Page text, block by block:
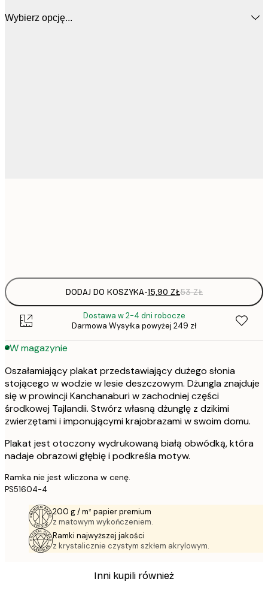
Wybierz opcję...
DODAJ DO KOSZYKA-15,90 ZŁ53 ZŁ
Dostawa w 2-4 dni robocze
Darmowa Wysyłka powyżej 249 zł
W magazynie
Oszałamiający plakat przedstawiający dużego słonia
stojącego w wodzie w lesie deszczowym. Dżungla znajduje
się w prowincji Kanchanaburi w zachodniej części
środkowej Tajlandii. Stwórz własną dżunglę z dzikimi
zwierzętami i imponującymi krajobrazami w swoim domu.
Plakat jest otoczony wydrukowaną białą obwódką, która
nadaje obrazowi głębię i podkreśla motyw.
Ramka nie jest wliczona w cenę.
PS51604-4
200 g / m² papier premium
z matowym wykończeniem.
Ramki najwyższej jakości
z krystalicznie czystym szkłem akrylowym.
Inni kupili również